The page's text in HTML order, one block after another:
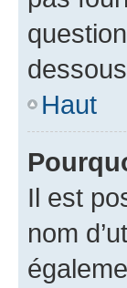
Haut
Il est
nom